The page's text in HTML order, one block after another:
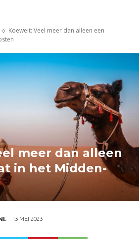
Koeweit: Veel meer dan alleen een
meer dan alleen
in het Midden-
13 MEI 2023